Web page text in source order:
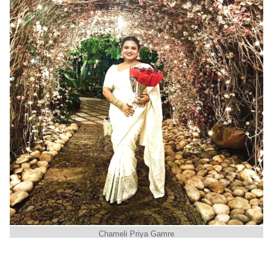
Chameli Priya Gamre